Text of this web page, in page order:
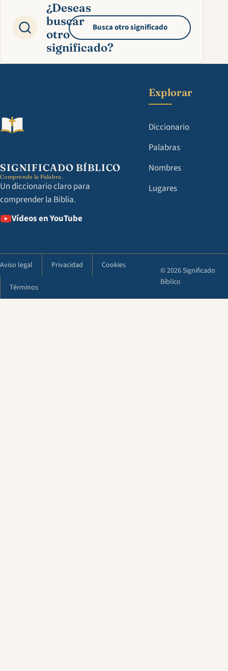
¿Deseas
buscar
otro
significado?
Busca otro significado
SIGNIFICADO BÍBLICO
Comprende la Palabra.
Un diccionario claro para
comprender la Biblia.
Vídeos en YouTube
Explorar
Diccionario
Palabras
Nombres
Lugares
Aviso legal Privacidad Cookies
Términos
© 2026 Significado
Bíblico